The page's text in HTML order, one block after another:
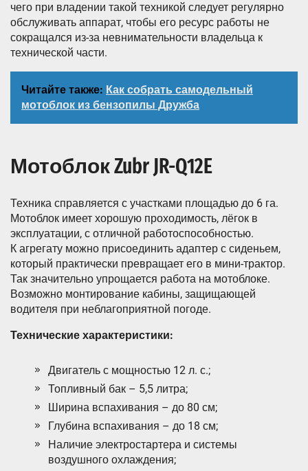
чего при владении такой техникой следует регулярно
обслуживать аппарат, чтобы его ресурс работы не
сокращался из-за невнимательности владельца к
технической части.
Читайте также: Как собрать самодельный
мотоблок из бензопилы Дружба
Мотоблок Zubr JR-Q12E
Техника справляется с участками площадью до 6 га.
Мотоблок имеет хорошую проходимость, лёгок в
эксплуатации, с отличной работоспособностью.
К агрегату можно присоединить адаптер с сиденьем,
который практически превращает его в мини-трактор.
Так значительно упрощается работа на мотоблоке.
Возможно монтирование кабины, защищающей
водителя при неблагоприятной погоде.
Технические характеристики:
Двигатель с мощностью 12 л. с.;
Топливный бак – 5,5 литра;
Ширина вспахивания – до 80 см;
Глубина вспахивания – до 18 см;
Наличие электростартера и системы
воздушного охлаждения;